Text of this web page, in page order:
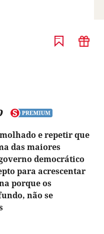
e repetir que
das maiores
democrático
para acrescentar
porque os
não se